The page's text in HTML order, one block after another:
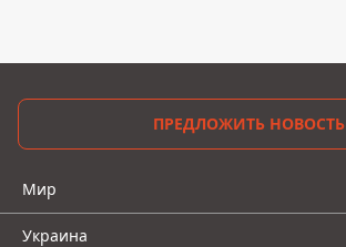
ПРЕДЛОЖИТЬ НОВОСТЬ
Мир
Украина